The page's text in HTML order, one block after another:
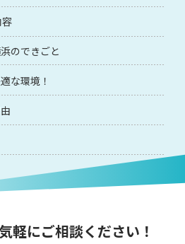
のできごと
な環境！
軽にご相談ください！